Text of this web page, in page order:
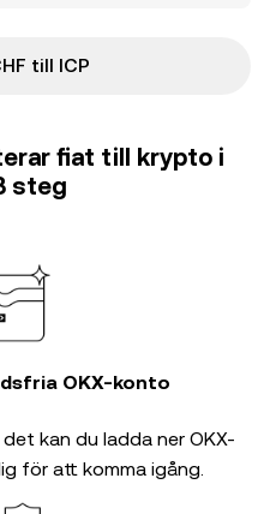
till ICP
fiat till krypto i
steg
OKX-konto
kan du ladda ner OKX-
för att komma igång.